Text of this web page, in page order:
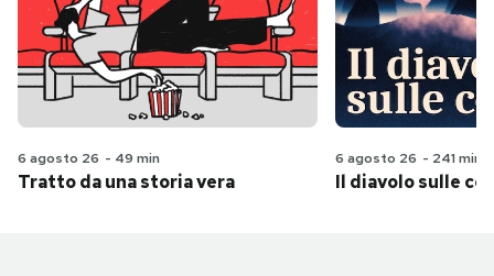
6 agosto 26 - 49 min
Tratto da una storia vera
6 agosto 26 - 241 min
Il diavolo sulle